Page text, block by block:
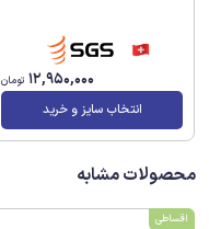
12,950,000 تومان
انتخاب سایز و خرید
محصولات مشابه
اقساطی